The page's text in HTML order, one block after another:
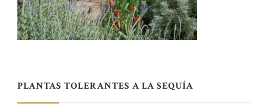
PLANTAS TOLERANTES A LA SEQUÍA